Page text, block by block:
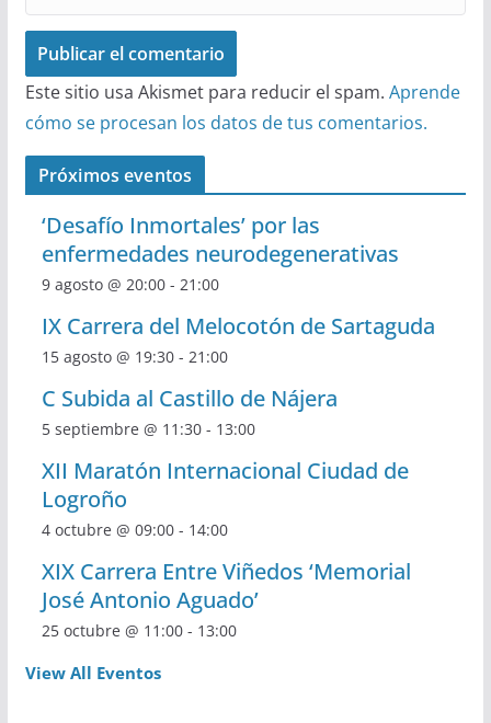
Este sitio usa Akismet para reducir el spam. Aprende
cómo se procesan los datos de tus comentarios.
Próximos eventos
‘Desafío Inmortales’ por las
enfermedades neurodegenerativas
9 agosto @ 20:00- 21:00
IX Carrera del Melocotón de Sartaguda
15 agosto @ 19:30- 21:00
C Subida al Castillo de Nájera
5 septiembre @ 11:30- 13:00
XII Maratón Internacional Ciudad de
Logroño
4 octubre @ 09:00- 14:00
XIX Carrera Entre Viñedos ‘Memorial
José Antonio Aguado’
25 octubre @ 11:00- 13:00
View All Eventos